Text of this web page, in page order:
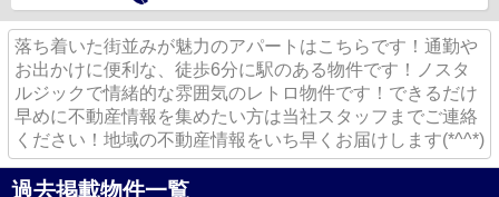
落ち着いた街並みが魅力のアパートはこちらです！通勤や
お出かけに便利な、徒歩6分に駅のある物件です！ノスタ
ルジックで情緒的な雰囲気のレトロ物件です！できるだけ
早めに不動産情報を集めたい方は当社スタッフまでご連絡
ください！地域の不動産情報をいち早くお届けします(*^^*)
過去掲載物件一覧